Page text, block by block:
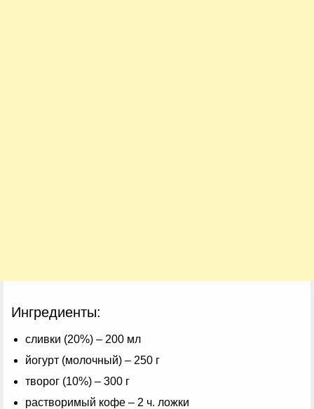
Ингредиенты:
сливки (20%) – 200 мл
йогурт (молочный) – 250 г
творог (10%) – 300 г
растворимый кофе – 2 ч. ложки